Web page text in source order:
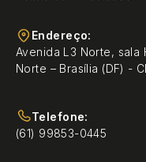
Endereço:
Avenida L3 Norte, sala
Norte – Brasília (DF) -
Telefone:
(61) 99853-0445